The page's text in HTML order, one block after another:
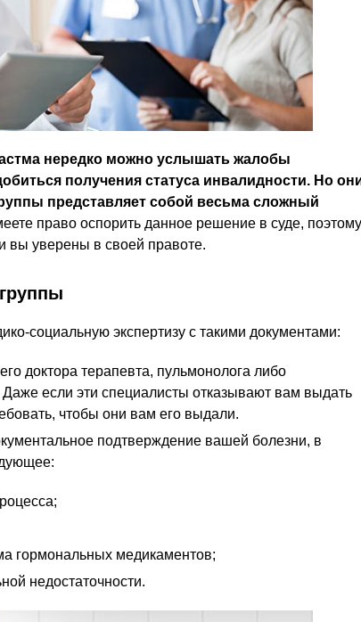
нередко можно услышать жалобы
получения статуса инвалидности. Но
представляет собой весьма сложный
право оспорить данное решение в суде, поэтому
вы уверены в своей правоте.
социальную экспертизу с такими документами:
доктора терапевта, пульмонолога либо
Даже если эти специалисты отказывают вам выдать
чтобы они вам его выдали.
подтверждение вашей болезни, в
гормональных медикаментов;
недостаточности.